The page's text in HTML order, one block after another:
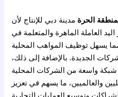
الحرة مدينة دبي للإنتاج لأن
اليد العاملة الماهرة والمتعلمة في
يسهل توظيف المواهب المحلية
الجديدة. بالإضافة إلى ذلك،
واسعة من الشركات المحلية
والعالميين، ما يسهم في تعزيز